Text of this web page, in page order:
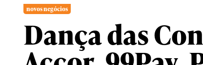
novos negócios
Dança das